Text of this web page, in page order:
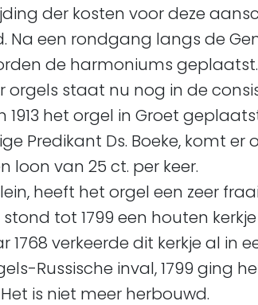
der kosten voor deze
Na een rondgang langs de
de harmoniums geplaatst.
orgels staat nu nog in de
1913 het orgel in Groet
Predikant Ds. Boeke, komt
loon van 25 ct. per keer.
heeft het orgel een zeer
tot 1799 een houten
1768 verkeerde dit kerkje al in
Russische inval, 1799 ging
is niet meer herbouwd.